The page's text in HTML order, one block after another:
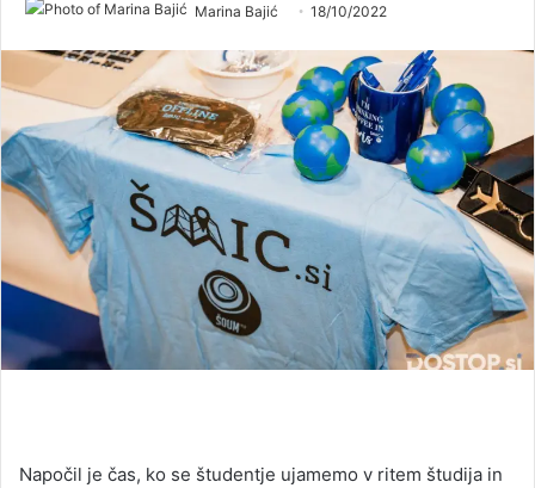
Marina Bajić 18/10/2022
Napočil je čas, ko se študentje ujamemo v ritem študija in